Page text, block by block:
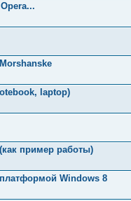
laptop)
пример работы)
Windows 8